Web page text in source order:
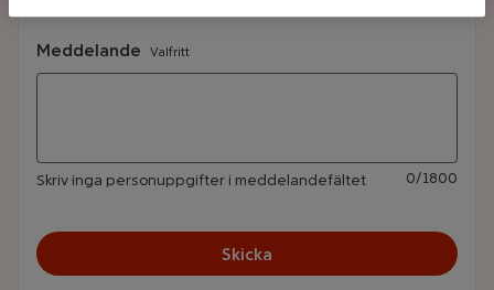
Meddelande Valfritt
Skriv inga personuppgifter i meddelandefältet 0/1800
Skicka